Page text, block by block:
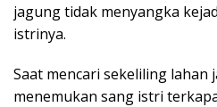
jagung tidak menyangka
istrinya.
Saat mencari sekeliling lahan
menemukan sang istri